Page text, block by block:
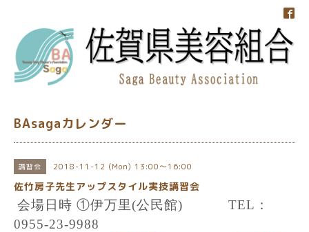
BAsagaカレンダー
講習会 2018-11-12 (Mon) 13:00～16:00
佐竹房子先生アップスタイル実技講習会
会場日時 ①伊万里(公民館) TEL ：
0955-23-9988